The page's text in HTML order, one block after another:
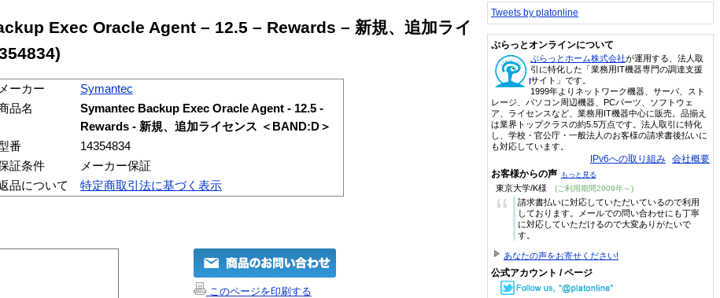
Exec Oracle Agent – 12.5 – Rewards – 新規、追加ライ
メーカー
Symantec
品名
Symantec Backup Exec Oracle Agent - 12.5 -
Rewards - 新規、追加ライセンス ＜BAND:D＞
番
14354834
証条件
メーカー保証
品について
特定商取引法に基づく表示
このページを印刷する
Tweets by platonline
ぷらっとオンラインについて
ぷらっとホーム株式会社が運用する、法人取
引に特化した「業務用IT機器専門の調達支援
サイト」です。
1999年よりネットワーク機器、サーバ、スト
レージ、パソコン周辺機器、PCパーツ、ソフトウェ
ア、ライセンスなど、業務用IT機器中心に販売。品揃え
は業界トップクラスの約5.5万点です。法人取引に特化
し、学校・官公庁・一般法人のお客様の請求書後払いに
も対応しています。
IPv6への取り組み 会社概要
お客様からの声 もっと見る
東京大学/K様 (ご利用期間2009年～)
“
請求書払いに対応していただいているので利用
しております。メールでの問い合わせにも丁寧
に対応していただけるので大変ありがたいで
す。
あなたの声をお寄せください!
公式アカウント / ページ